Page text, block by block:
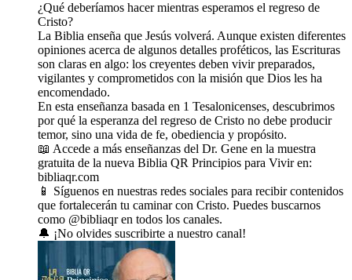
¿Qué deberíamos hacer mientras esperamos el regreso de
Cristo?
La Biblia enseña que Jesús volverá. Aunque existen diferentes
opiniones acerca de algunos detalles proféticos, las Escrituras
son claras en algo: los creyentes deben vivir preparados,
vigilantes y comprometidos con la misión que Dios les ha
encomendado.
En esta enseñanza basada en 1 Tesalonicenses, descubrimos
por qué la esperanza del regreso de Cristo no debe producir
temor, sino una vida de fe, obediencia y propósito.
📖 Accede a más enseñanzas del Dr. Gene en la muestra
gratuita de la nueva Biblia QR Principios para Vivir en:
bibliaqr.com
📱 Síguenos en nuestras redes sociales para recibir contenidos
que fortalecerán tu caminar con Cristo. Puedes buscarnos
como @bibliaqr en todos los canales.
🔔 ¡No olvides suscribirte a nuestro canal!